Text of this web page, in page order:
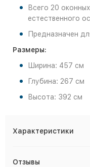
Всего 20
естественного
Предназначен
Размеры:
Ширина: 457 см
Глубина: 267 см
Высота: 392 см
Характеристики
Отзывы